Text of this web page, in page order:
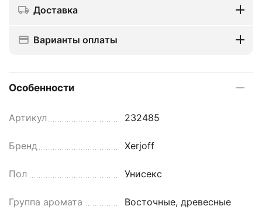
Доставка
Варианты оплаты
Особенности
Артикул 232485
Бренд Xerjoff
Пол Унисекс
Группа аромата Восточные, древесные